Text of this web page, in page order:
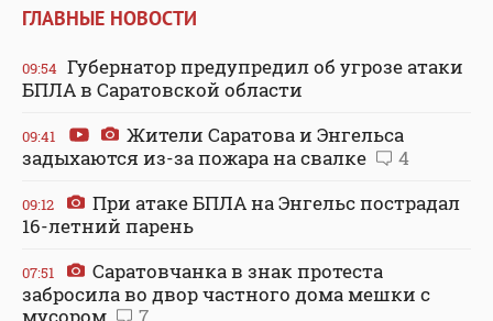
ГЛАВНЫЕ НОВОСТИ
09:54 Губернатор предупредил об угрозе атаки
БПЛА в Саратовской области
09:41
Жители Саратова и Энгельса
задыхаются из-за пожара на свалке
4
09:12
При атаке БПЛА на Энгельс пострадал
16-летний парень
07:51
Саратовчанка в знак протеста
забросила во двор частного дома мешки с
мусором
7